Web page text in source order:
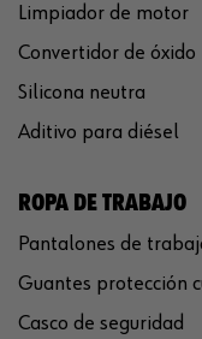
Limpiador de motor
Convertidor de óxido
Silicona neutra
Aditivo para diésel
ROPA DE TRABAJO
Pantalones de
Guantes protección
Casco de seguridad